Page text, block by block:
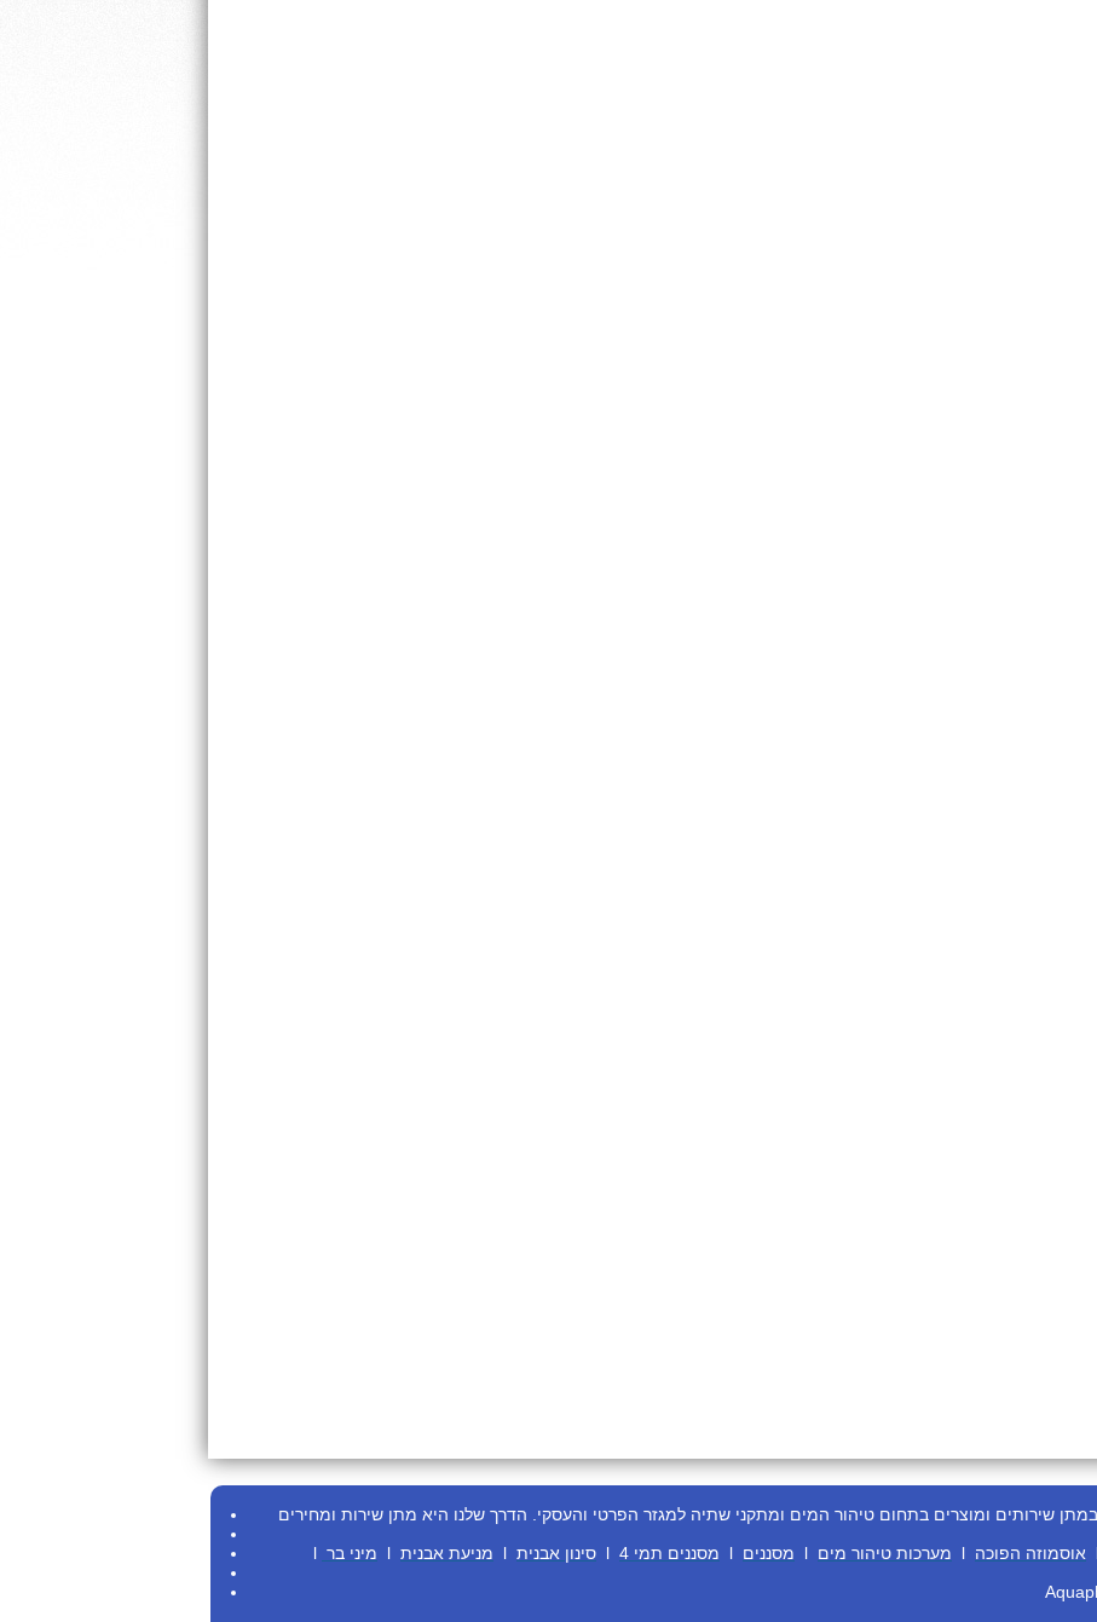
ומוצרים בתחום טיהור המים ומתקני שתיה למגזר הפרטי והעסקי. הדרך שלנו היא מתן שירות ומחירים
אוסמוזה הפוכה מערכות טיהור מים מסננים מסננים תמי 4 סינון אבנית מניעת אבנית מיני בר l